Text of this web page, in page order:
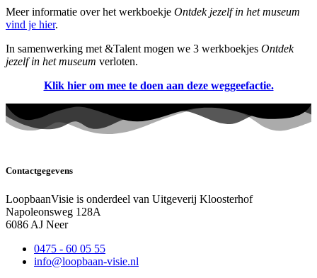
Meer informatie over het werkboekje Ontdek jezelf in het museum
vind je hier.
In samenwerking met &Talent mogen we 3 werkboekjes Ontdek
jezelf in het museum verloten.
Klik hier om mee te doen aan deze weggeefactie.
Contactgegevens
LoopbaanVisie is onderdeel van Uitgeverij Kloosterhof
Napoleonsweg 128A
6086 AJ Neer
0475 - 60 05 55
info@loopbaan-visie.nl